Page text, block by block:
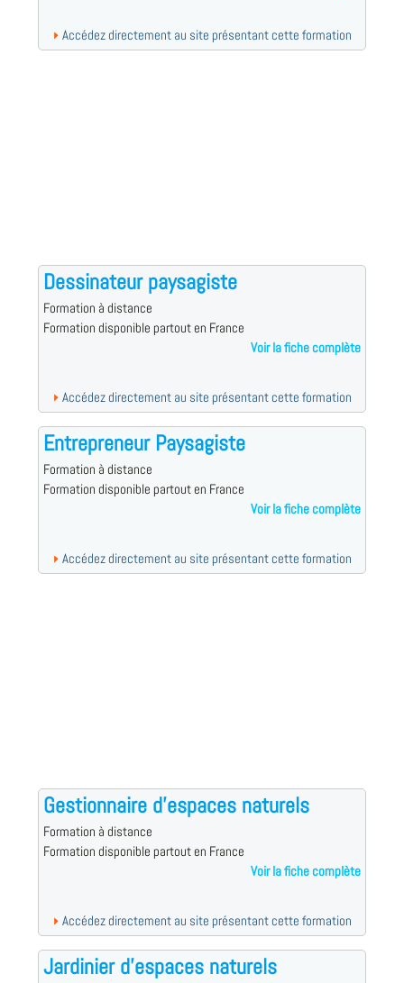
Accédez directement au site présentant cette formation
Dessinateur paysagiste
Formation à distance
Formation disponible partout en France
Voir la fiche complète
Accédez directement au site présentant cette formation
Entrepreneur Paysagiste
Formation à distance
Formation disponible partout en France
Voir la fiche complète
Accédez directement au site présentant cette formation
Gestionnaire d'espaces naturels
Formation à distance
Formation disponible partout en France
Voir la fiche complète
Accédez directement au site présentant cette formation
Jardinier d'espaces naturels